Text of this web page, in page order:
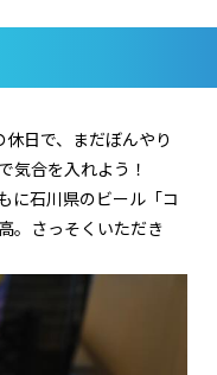
日で、まだぼんやり
気合を入れよう！
に石川県のビール「コ
。さっそくいただき